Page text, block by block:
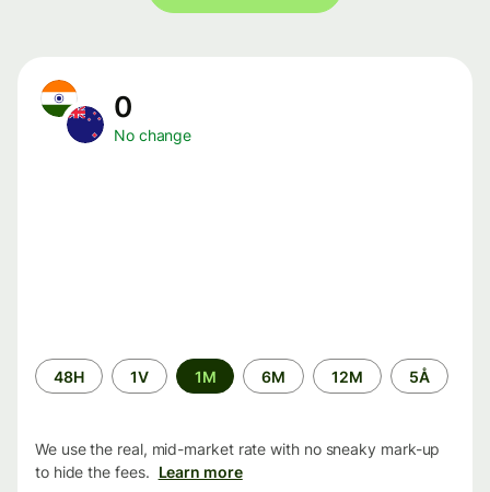
0
No change
Time
period
48H 1V 1M 6M 12M 5Å
We use the real, mid-market rate with no sneaky mark-up
to hide the fees. Learn more